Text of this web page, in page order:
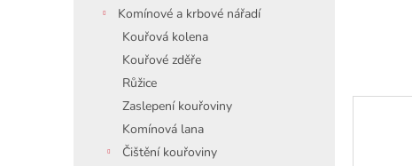
Komínové a krbové nářadí
Kouřová kolena
Kouřové zděře
Růžice
Zaslepení kouřoviny
Komínová lana
Čištění kouřoviny